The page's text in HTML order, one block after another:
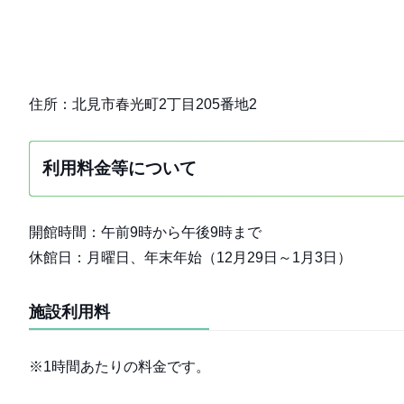
住所：北見市春光町2丁目205番地2
利用料金等について
開館時間：午前9時から午後9時まで
休館日：月曜日、年末年始（12月29日～1月3日）
施設利用料
※1時間あたりの料金です。